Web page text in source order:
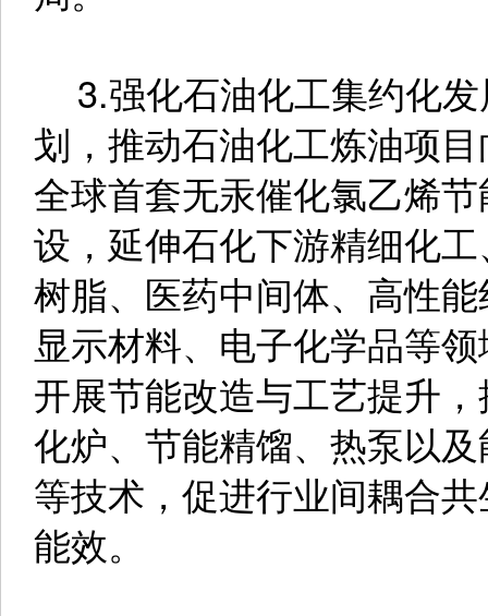
3.强化石油化工集约化
划，推动石油化工炼油项
全球首套无汞催化氯乙烯
设，延伸石化下游精细化
树脂、医药中间体、高性
显示材料、电子化学品等
开展节能改造与工艺提升
化炉、节能精馏、热泵以
等技术，促进行业间耦合
能效。